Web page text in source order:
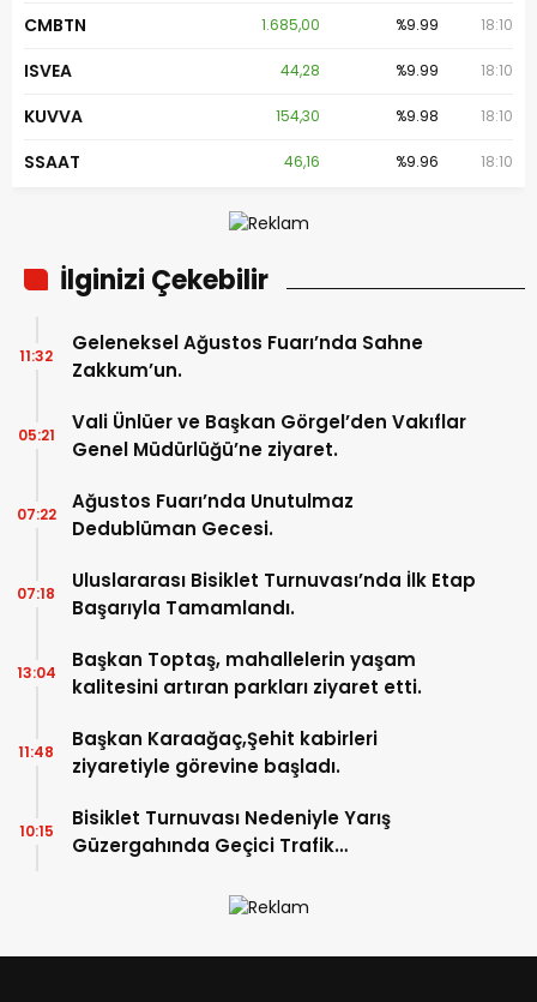
CMBTN 1.685,00 %9.99 18:10
ISVEA 44,28 %9.99 18:10
KUVVA 154,30 %9.98 18:10
SSAAT 46,16 %9.96 18:10
İlginizi Çekebilir
Geleneksel Ağustos Fuarı’nda Sahne
Zakkum’un.
11:32
Vali Ünlüer ve Başkan Görgel’den Vakıflar
Genel Müdürlüğü’ne ziyaret.
05:21
Ağustos Fuarı’nda Unutulmaz
Dedublüman Gecesi.
07:22
Uluslararası Bisiklet Turnuvası’nda İlk Etap
Başarıyla Tamamlandı.
07:18
Başkan Toptaş, mahallelerin yaşam
kalitesini artıran parkları ziyaret etti.
13:04
Başkan Karaağaç,Şehit kabirleri
ziyaretiyle görevine başladı.
11:48
Bisiklet Turnuvası Nedeniyle Yarış
Güzergahında Geçici Trafik
10:15